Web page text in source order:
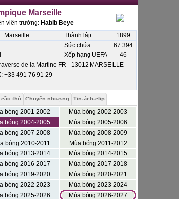
Marseille
viên trưởng: Habib Beye
Marseille Thành lập
1899
Sức chứa
67.394
Xếp hạng UEFA
46
de la Martine FR - 13012 MARSEILLE
+33 491 76 91 29
cầu thủ Chuyển nhượng Tin-ảnh-clip
bóng 2001-2002
Mùa bóng 2002-2003
bóng 2004-2005
Mùa bóng 2005-2006
bóng 2007-2008
Mùa bóng 2008-2009
bóng 2010-2011
Mùa bóng 2011-2012
bóng 2013-2014
Mùa bóng 2014-2015
bóng 2016-2017
Mùa bóng 2017-2018
bóng 2019-2020
Mùa bóng 2020-2021
bóng 2022-2023
Mùa bóng 2023-2024
bóng 2025-2026 Mùa bóng 2026-2027